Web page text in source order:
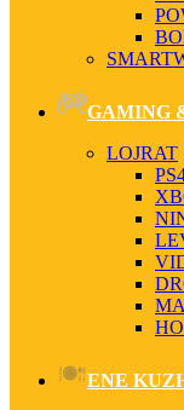
GAMING
LOJRAT
ENE